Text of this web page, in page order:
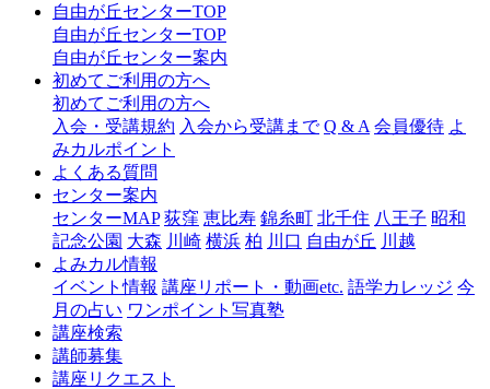
ャ
由
丘
自由が丘センターTOP
自由が丘センターTOP
自由が丘センター案内
初めてご利用の方へ
初めてご利用の方へ
入会・受講規約 入会から受講まで Q & A 会員優待 よ
みカルポイント
よくある質問
センター案内
センターMAP 荻窪 恵比寿 錦糸町 北千住 八王子 昭和
記念公園 大森 川崎 横浜 柏 川口 自由が丘 川越
よみカル情報
イベント情報 講座リポート・動画etc. 語学カレッジ 今
月の占い ワンポイント写真塾
講座検索
講師募集
講座リクエスト